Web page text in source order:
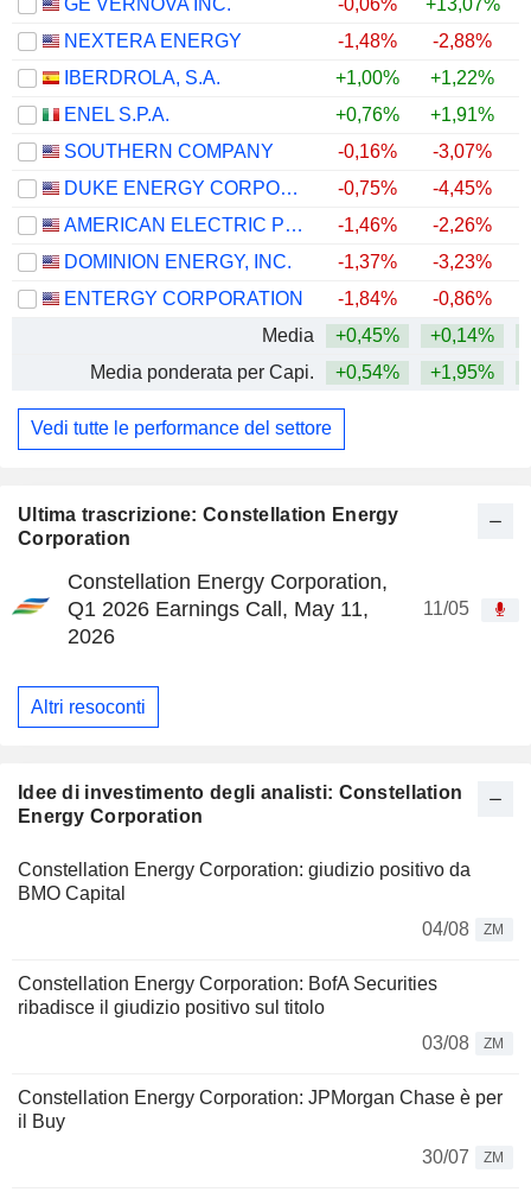
Ultima trascrizione: Constellation Energy
Corporation
Constellation Energy Corporation,
Q1 2026 Earnings Call, May 11,
2026
11/05
Altri resoconti
Idee di investimento degli analisti: Constellation
Energy Corporation
Constellation Energy Corporation: giudizio positivo da
BMO Capital
04/08
ZM
Constellation Energy Corporation: BofA Securities
ribadisce il giudizio positivo sul titolo
03/08
ZM
Constellation Energy Corporation: JPMorgan Chase è per
il Buy
30/07
ZM
NEXTERA ENERGY
-1,48% -2,88%
IBERDROLA, S.A.
+1,00% +1,22%
ENEL S.P.A.
+0,76% +1,91%
SOUTHERN COMPANY
-0,16% -3,07%
DUKE ENERGY CORPORATION
-0,75% -4,45%
AMERICAN ELECTRIC POWER COMPANY, INC.
-1,46% -2,26%
DOMINION ENERGY, INC.
-1,37% -3,23%
ENTERGY CORPORATION
-1,84% -0,86%
Media
+0,45% +0,14%
Media ponderata per Capi.
+0,54% +1,95%
Vedi tutte le performance del settore